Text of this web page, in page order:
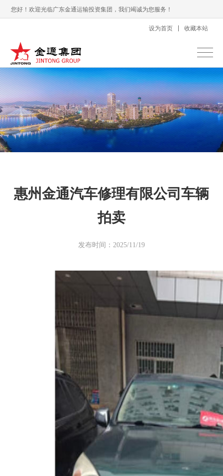
您好！欢迎光临广东金通运输投资集团，我们竭诚为您服务！
设为首页 收藏本站
惠州金通汽车修理有限公司车辆
拍卖
发布时间：2025/11/19